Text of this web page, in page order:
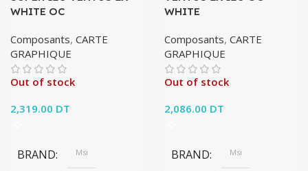
WHITE OC
Composants, CARTE
GRAPHIQUE
Out of stock
2,319.00 DT
BRAND Msi
WHITE
Composants, CARTE
GRAPHIQUE
Out of stock
2,086.00 DT
BRAND Msi